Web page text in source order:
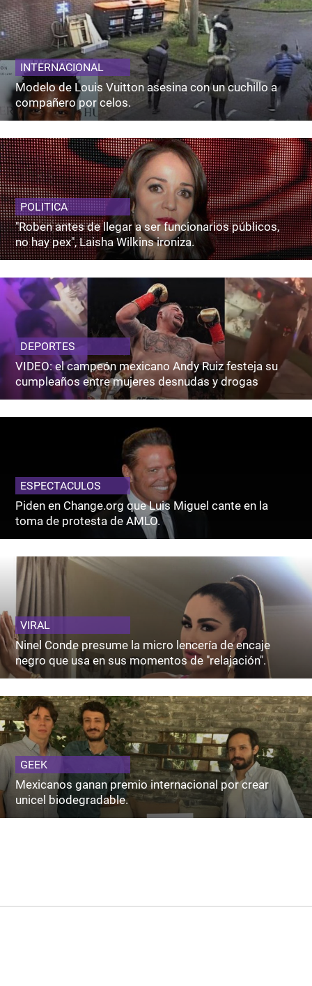
INTERNACIONAL
Modelo de Louis Vuitton asesina con un cuchillo a
compañero por celos.
POLITICA
"Roben antes de llegar a ser funcionarios públicos,
no hay pex", Laisha Wilkins ironiza.
DEPORTES
VIDEO: el campeón mexicano Andy Ruiz festeja su
cumpleaños entre mujeres desnudas y drogas
ESPECTACULOS
Piden en Change.org que Luis Miguel cante en la
toma de protesta de AMLO.
VIRAL
Ninel Conde presume la micro lencería de encaje
negro que usa en sus momentos de "relajación".
GEEK
Mexicanos ganan premio internacional por crear
unicel biodegradable.